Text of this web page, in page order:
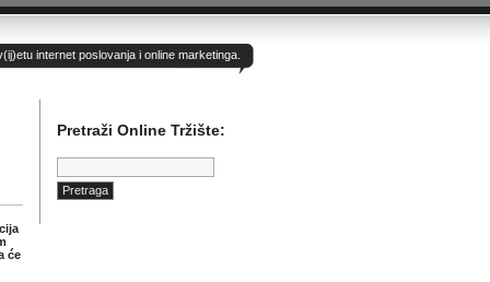
internet poslovanja i online marketinga.
će
Pretraži Online Tržište:
Pretraga: